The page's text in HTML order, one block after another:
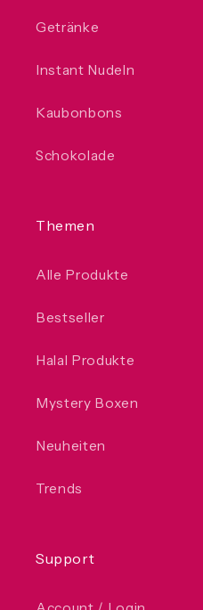
Getränke
Instant Nudeln
Kaubonbons
Schokolade
Themen
Alle Produkte
Bestseller
Halal Produkte
Mystery Boxen
Neuheiten
Trends
Support